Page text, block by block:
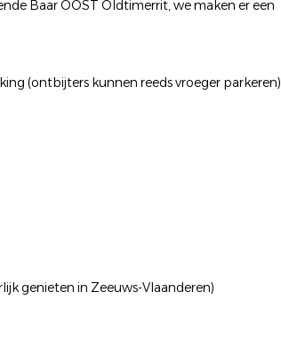
Baar OOST Oldtimerrit, we maken er een
(ontbijters kunnen reeds vroeger parkeren)
genieten in Zeeuws-Vlaanderen)